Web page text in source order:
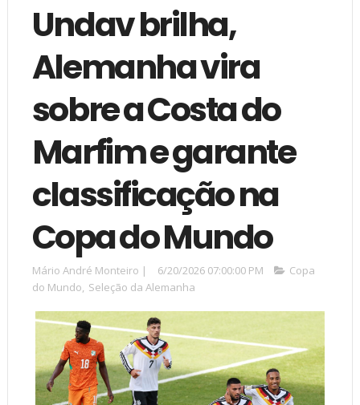
Undav brilha,
Alemanha vira
sobre a Costa do
Marfim e garante
classificação na
Copa do Mundo
Mário André Monteiro | 6/20/2026 07:00:00 PM
Copa
do Mundo, Seleção da Alemanha